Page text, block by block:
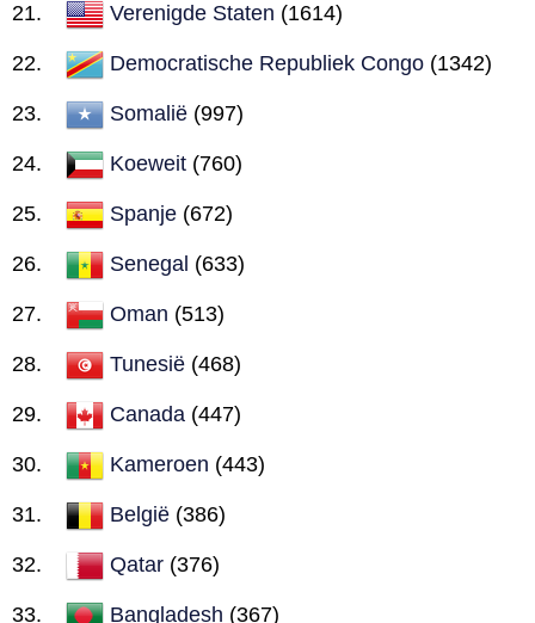
Verenigde Staten (1614)
Democratische Republiek Congo (1342)
Somalië (997)
Koeweit (760)
Spanje (672)
Senegal (633)
Oman (513)
Tunesië (468)
Canada (447)
Kameroen (443)
België (386)
Qatar (376)
Bangladesh (367)